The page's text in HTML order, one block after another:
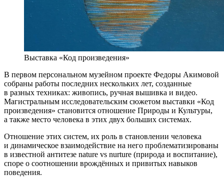
Выставка «Код произведения»
В первом персональном музейном проекте Федоры Акимовой
собраны работы последних нескольких лет, созданные
в разных техниках: живопись, ручная вышивка и видео.
Магистральным исследовательским сюжетом выставки «Код
произведения» становится отношение Природы и Культуры,
а также место человека в этих двух больших системах.
Отношение этих систем, их роль в становлении человека
и динамическое взаимодействие на него проблематизированы
в известной антитезе nature vs nurture (природа и воспитание),
споре о соотношении врождённых и привитых навыков
поведения.